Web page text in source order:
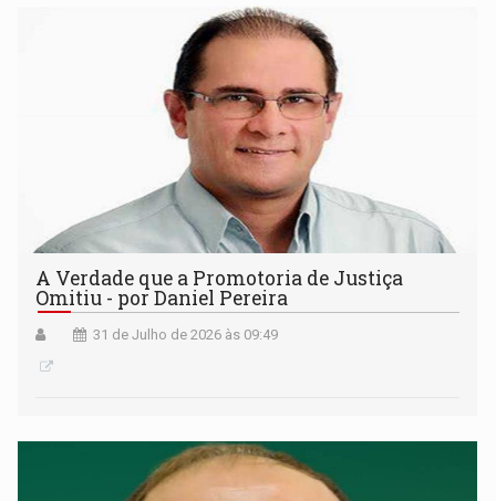
A Verdade que a Promotoria de Justiça
Omitiu - por Daniel Pereira
31 de Julho de 2026 às 09:49